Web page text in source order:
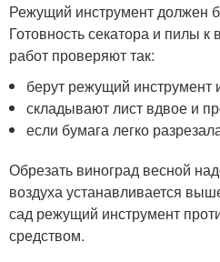
Режущий инструмент должен
Готовность секатора и пилы
работ проверяют так:
берут режущий инструмент
складывают лист вдвое и
если бумага легко
Обрезать виноград весной
воздуха устанавливается
сад режущий инструмент
средством.